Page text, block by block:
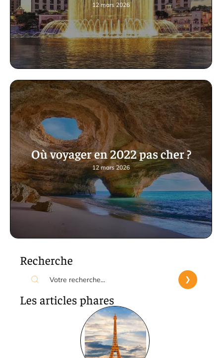
12 mars 2026
Où voyager en 2022 pas cher ?
12 mars 2026
Recherche
Les articles phares